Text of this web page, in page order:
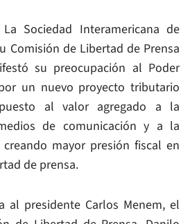
Sociedad Interamericana de
Comisión de Libertad de Prensa
su preocupación al Poder
un nuevo proyecto tributario
al valor agregado a la
de comunicación y a la
mayor presión fiscal en
de prensa.
al presidente Carlos Menem, el